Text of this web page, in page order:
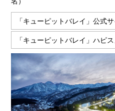
「キューピットバレイ」公式
「キューピットバレイ」ハピ